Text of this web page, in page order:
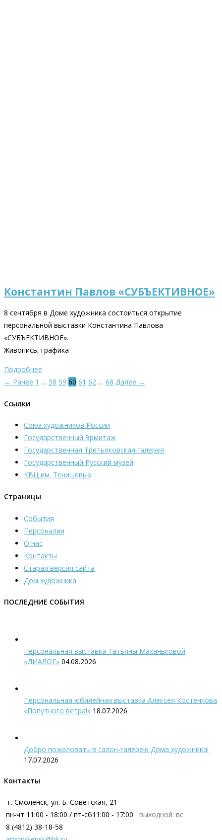
Константин Павлов «СУБЪЕКТИВНОЕ»
8 сентября в Доме художника состоиться открытие
персональной выставки Константина Павлова
«СУБЪЕКТИВНОЕ».
Живопись, графика
Подробнее
← Ранее 1 … 58 59 60 61 62 … 68 Далее →
Ссылки
Союз художников России
Государственный Эрмитаж
Государственная Третьяковская галерея
Государственный Русский музей
КВЦ им. Тенишевых
Страницы
События
Персоналии
О нас
Контакты
Старая версия сайта
Дом художника
ПОСЛЕДНИЕ СОБЫТИЯ
Персональная выставка Татьяны Маханьковой
«ДИАЛОГ» 04.08.2026
Персональная юбилейная выставка Алексея Костенкова
«Попутного ветра!» 18.07.2026
Добро пожаловать в салон-галерею Дома художника!
17.07.2026
Контакты
г. Смоленск, ул. Б. Советская, 21
пн-чт 11:00 - 18:00 / пт-сб11:00 - 17:00
выходной: вс
8 (4812) 38-18-58